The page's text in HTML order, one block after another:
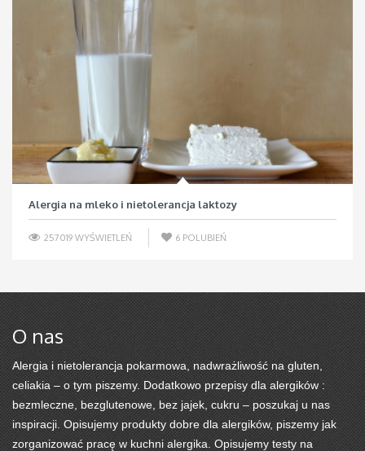
Alergia na mleko i nietolerancja laktozy
257019 WYŚWIETLEŃ 6 POLUBIEŃ
O nas
Alergia i nietolerancja pokarmowa, nadwrażliwość na gluten,
celiakia – o tym piszemy. Dodatkowo przepisy dla alergików :
bezmleczne, bezglutenowe, bez jajek, cukru – poszukaj u nas
inspiracji. Opisujemy produkty dobre dla alergików, piszemy jak
zorganizować pracę w kuchni alergika. Opisujemy testy na